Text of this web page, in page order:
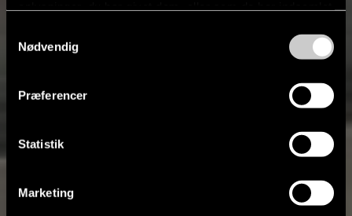
Nødvendig
Præferencer
Statistik
Marketing